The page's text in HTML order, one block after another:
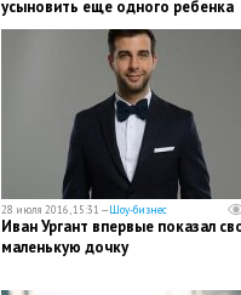
усыновить еще одного ребенка
28 июля 2016, 15:31 —Шоу-бизнес
Иван Ургант впервые показал
маленькую дочку